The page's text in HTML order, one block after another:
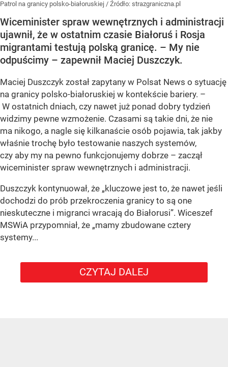
Patrol na granicy polsko-białoruskiej / Źródło: strazgraniczna.pl
Wiceminister spraw wewnętrznych i administracji
ujawnił, że w ostatnim czasie Białoruś i Rosja
migrantami testują polską granicę. – My nie
odpuścimy – zapewnił Maciej Duszczyk.
Maciej Duszczyk został zapytany w Polsat News o sytuację
na granicy polsko-białoruskiej w kontekście bariery. –
W ostatnich dniach, czy nawet już ponad dobry tydzień
widzimy pewne wzmożenie. Czasami są takie dni, że nie
ma nikogo, a nagle się kilkanaście osób pojawia, tak jakby
właśnie trochę było testowanie naszych systemów,
czy aby my na pewno funkcjonujemy dobrze – zaczął
wiceminister spraw wewnętrznych i administracji.
Duszczyk kontynuował, że „kluczowe jest to, że nawet jeśli
dochodzi do prób przekroczenia granicy to są one
nieskuteczne i migranci wracają do Białorusi”. Wiceszef
MSWiA przypomniał, że „mamy zbudowane cztery
systemy...
CZYTAJ DALEJ